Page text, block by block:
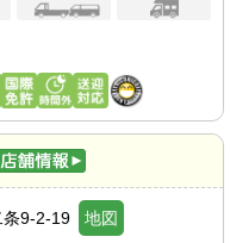
条9-2-19 地図